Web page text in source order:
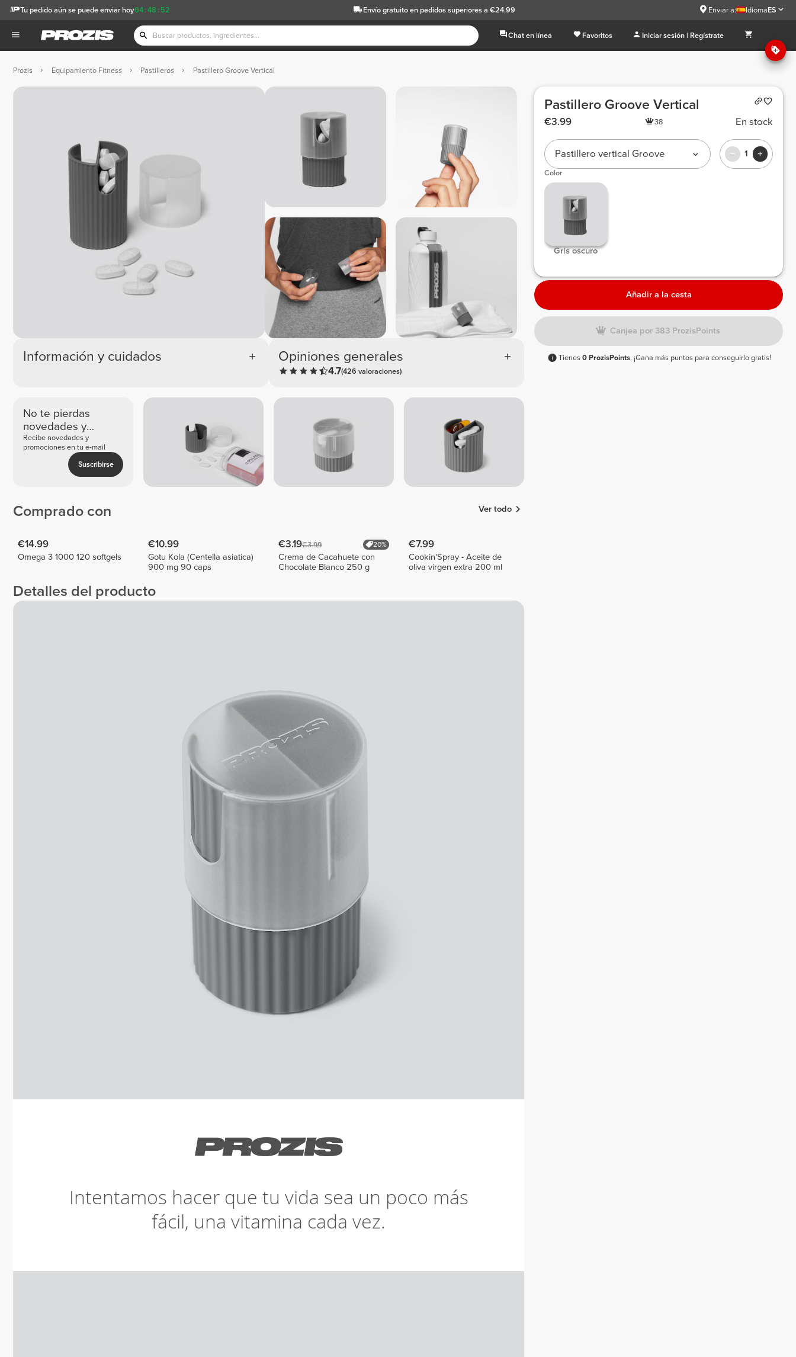
04 :48 : 51
Tu pedido aún se puede enviar hoy Envío gratuitoen pedidos superiores a €24.99 Enviar a: IdiomaES
Chat en línea Favoritos Iniciar sesión | Regístrate
Prozis Equipamiento Fitness Pastilleros Pastillero Groove Vertical
Información y cuidados Opiniones generales
4.7(426 valoraciones)
No te pierdas
novedades y
ofertas exclusivas
Recibe novedades y
promociones en tu e-mail
Suscribirse
Comprado con Ver todo
€14.99
Omega 3 1000 120 softgels
€10.99
Gotu Kola (Centella asiatica)
900 mg 90 caps
€3.19€3.99 20%
Crema de Cacahuete con
Chocolate Blanco 250 g
€7.99
Cookin'Spray - Aceite de
oliva virgen extra 200 ml
Detalles del producto
Intentamos hacer que tu vida sea un poco más
fácil, una vitamina cada vez.
Pastillero Groove Vertical
€3.99 38 En stock
Pastillero vertical Groove 1
Color
Gris oscuro
Añadir a la cesta
Canjea por 383 ProzisPoints
Tienes0 ProzisPoints. ¡Gana más puntos para conseguirlo gratis!